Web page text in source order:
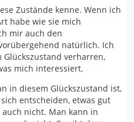
Zustände kenne. Wenn ich
habe wie sie mich
mir auch den
natürlich. Ich
verharren,
mich interessiert.
in diesem Glückszustand ist,
entscheiden, etwas gut
nicht. Man kann in